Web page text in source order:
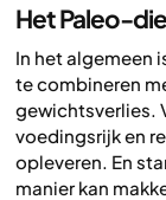
Het Paleo-
In het algemeen
te combineren
gewichtsverlies.
voedingsrijk en
opleveren. En
manier kan